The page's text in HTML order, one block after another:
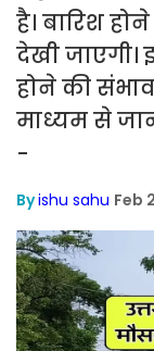
है। बारिश
देखी
होने की
माध्यम से
-
Byishu sahu Feb